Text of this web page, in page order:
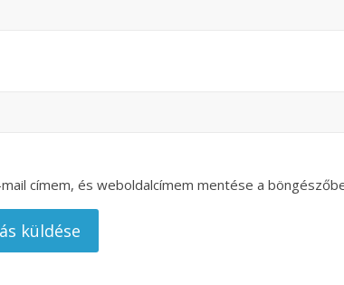
címem, és weboldalcímem mentése a